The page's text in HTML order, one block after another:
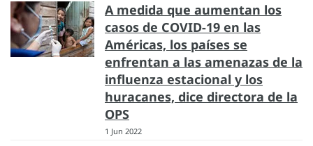
A medida que aumentan los
casos de COVID-19 en las
Américas, los países se
enfrentan a las amenazas de la
influenza estacional y los
huracanes, dice directora de la
OPS
1 Jun 2022